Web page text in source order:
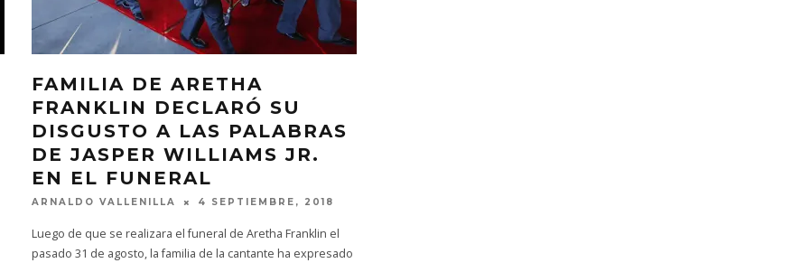
FAMILIA DE ARETHA
FRANKLIN DECLARÓ SU
DISGUSTO A LAS PALABRAS
DE JASPER WILLIAMS JR.
EN EL FUNERAL
ARNALDO VALLENILLA 4 SEPTIEMBRE, 2018
Luego de que se realizara el funeral de Aretha Franklin el
pasado 31 de agosto, la familia de la cantante ha expresado